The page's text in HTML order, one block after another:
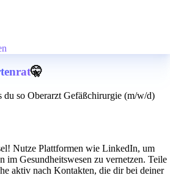
🤫
du so Oberarzt Gefäßchirurgie (m/w/d)
Nutze Plattformen wie LinkedIn, um
im Gesundheitswesen zu vernetzen. Teile
aktiv nach Kontakten, die dir bei deiner